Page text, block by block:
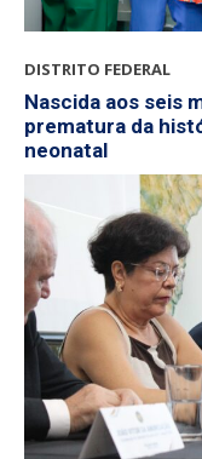
DISTRITO FEDERAL
Nascida aos seis
prematura da
neonatal